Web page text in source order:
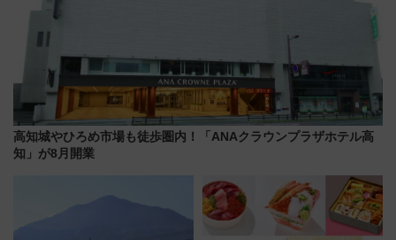
高知城やひろめ市場も徒歩圏内！「ANAクラウンプラザホテル高
知」が8月開業